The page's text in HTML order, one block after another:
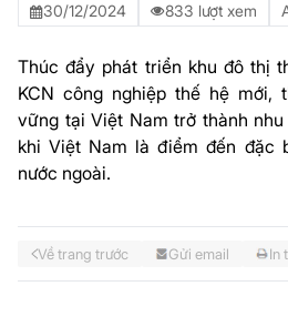
30/12/2024 833 lượt xem
Thúc đẩy phát triển khu đô thị
KCN công nghiệp thế hệ mới,
vững tại Việt Nam trở thành
khi Việt Nam là điểm đến đặc
nước ngoài.
Về trang trước Gửi email In